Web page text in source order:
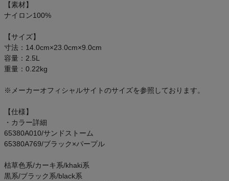
ベースボールマリオ（野球商品）
お気に入り
ご利用ガイド
クーポン一覧
商品レビュー
プロテイン・サプリメントまとめ買い
アウトレットセール
【素材】
ナイロン100%
【サイズ】
寸法：14.0cm×23.0cm×9.0cm
容量：2.5L
重量：0.22kg
※メーカーオフィシャルサイトのサイズを参照しております。
【仕様】
・カラー詳細
65380A010/サンドストーム
65380A769/ブラック×パープル
枯草色系/カーキ系/khaki系
黒系/ブラック系/black系